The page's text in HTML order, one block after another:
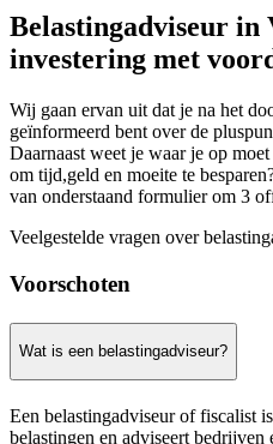
Belastingadviseur in
investering met
Wij gaan ervan uit dat je na het
geïnformeerd bent over de
Daarnaast weet je waar je op
om tijd,geld en moeite te
van onderstaand formulier om 3
Veelgestelde vragen over
Voorschoten
Wat is een belastingadviseur?
Een belastingadviseur of fiscalist
belastingen en adviseert